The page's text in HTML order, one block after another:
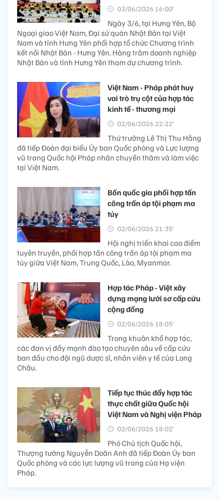
03/06/2026 16:00’
Ngày 3/6, tại Hưng Yên, Bộ
Ngoại giao Việt Nam, Đại sứ quán Nhật Bản tại Việt
Nam và tỉnh Hưng Yên phối hợp tổ chức Chương trình
kết nối Nhật Bản - Hưng Yên. Hàng trăm doanh nghiệp
Nhật Bản và tỉnh Hưng Yên tham dự chương trình.
Việt Nam - Pháp phát huy
vai trò trụ cột của hợp tác
kinh tế - thương mại
02/06/2026 22:22’
Thứ trưởng Lê Thị Thu Hằng
đã tiếp Đoàn đại biểu Ủy ban Quốc phòng và Lực lượng
vũ trang Quốc hội Pháp nhân chuyến thăm và làm việc
tại Việt Nam.
Bốn quốc gia phối hợp tấn
công trấn áp tội phạm ma
túy
02/06/2026 21:35’
Hội nghị triển khai cao điểm
tuyên truyền, phối hợp tấn công trấn áp tội phạm ma
túy giữa Việt Nam, Trung Quốc, Lào, Myanmar.
Hợp tác Pháp - Việt xây
dựng mạng lưới sơ cấp cứu
cộng đồng
02/06/2026 18:05’
Trong khuôn khổ hợp tác,
các đơn vị đẩy mạnh đào tạo chuyên sâu về cấp cứu
ban đầu cho đội ngũ dược sĩ, nhân viên y tế của Long
Châu.
Tiếp tục thúc đẩy hợp tác
thực chất giữa Quốc hội
Việt Nam và Nghị viện Pháp
02/06/2026 18:02’
Phó Chủ tịch Quốc hội,
Thượng tướng Nguyễn Doãn Anh đã tiếp Đoàn Ủy ban
Quốc phòng và các lực lượng vũ trang của Hạ viện
Pháp.